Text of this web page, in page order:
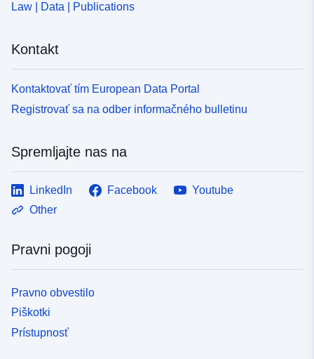
Law | Data | Publications
Kontakt
Kontaktovať tím European Data Portal
Registrovať sa na odber informačného bulletinu
Spremljajte nas na
LinkedIn Facebook
Youtube
Other
Pravni pogoji
Pravno obvestilo
Piškotki
Prístupnosť